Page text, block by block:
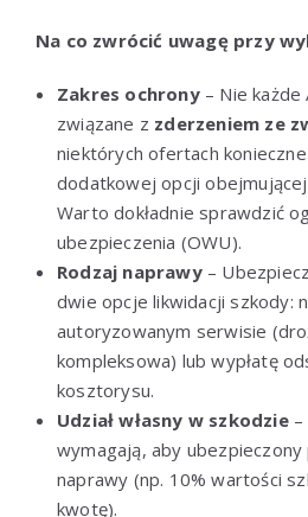
Na co zwrócić uwagę przy
Zakres ochrony– Nie każde
związane z zderzeniem ze
niektórych ofertach
dodatkowej opcji
Warto dokładnie sprawdzić
ubezpieczenia (OWU).
Rodzaj naprawy–
dwie opcje likwidacji szkody:
autoryzowanym serwisie
kompleksowa) lub wypłatę
kosztorysu.
Udział własny w szkodzie–
wymagają, aby ubezpieczony
naprawy (np. 10% wartości
kwotę).